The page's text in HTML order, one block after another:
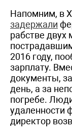
Напомним, в
задержали
рабстве
2016 году,
зарплату.
документы,
день, а за
погребе.
удаленности
директор